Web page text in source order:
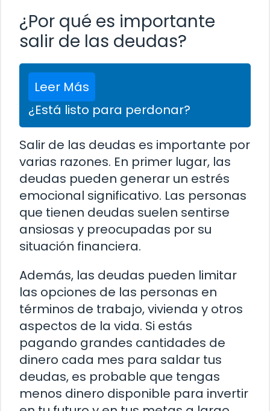
¿Por qué es importante
salir de las deudas?
Leer Más
¿Está listo para perdonar?
Salir de las deudas es importante por
varias razones. En primer lugar, las
deudas pueden generar un estrés
emocional significativo. Las personas
que tienen deudas suelen sentirse
ansiosas y preocupadas por su
situación financiera.
Además, las deudas pueden limitar
las opciones de las personas en
términos de trabajo, vivienda y otros
aspectos de la vida. Si estás
pagando grandes cantidades de
dinero cada mes para saldar tus
deudas, es probable que tengas
menos dinero disponible para invertir